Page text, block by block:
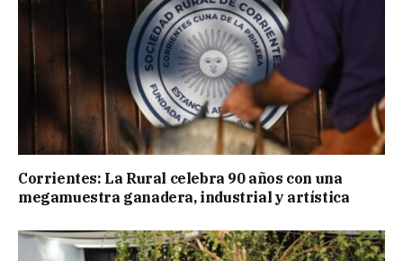
Corrientes: La Rural celebra 90 años con una
megamuestra ganadera, industrial y artística